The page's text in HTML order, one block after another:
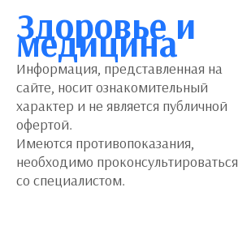
Здоровье и
медицина
Информация, представленная на
сайте, носит ознакомительный
характер и не является публичной
офертой.
Имеются противопоказания,
необходимо проконсультироваться
со специалистом.